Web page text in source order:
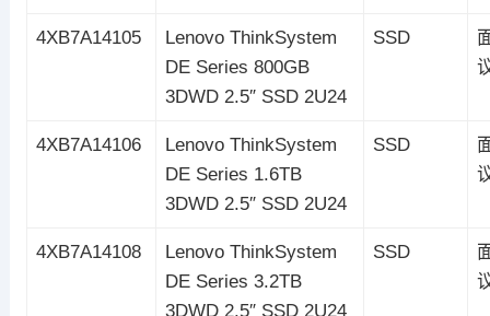
4XB7A14105
Lenovo ThinkSystem
DE Series 800GB
3DWD 2.5″ SSD 2U24
SSD
4XB7A14106
Lenovo ThinkSystem
DE Series 1.6TB
3DWD 2.5″ SSD 2U24
SSD
4XB7A14108
Lenovo ThinkSystem
DE Series 3.2TB
3DWD 2.5″ SSD 2U24
SSD